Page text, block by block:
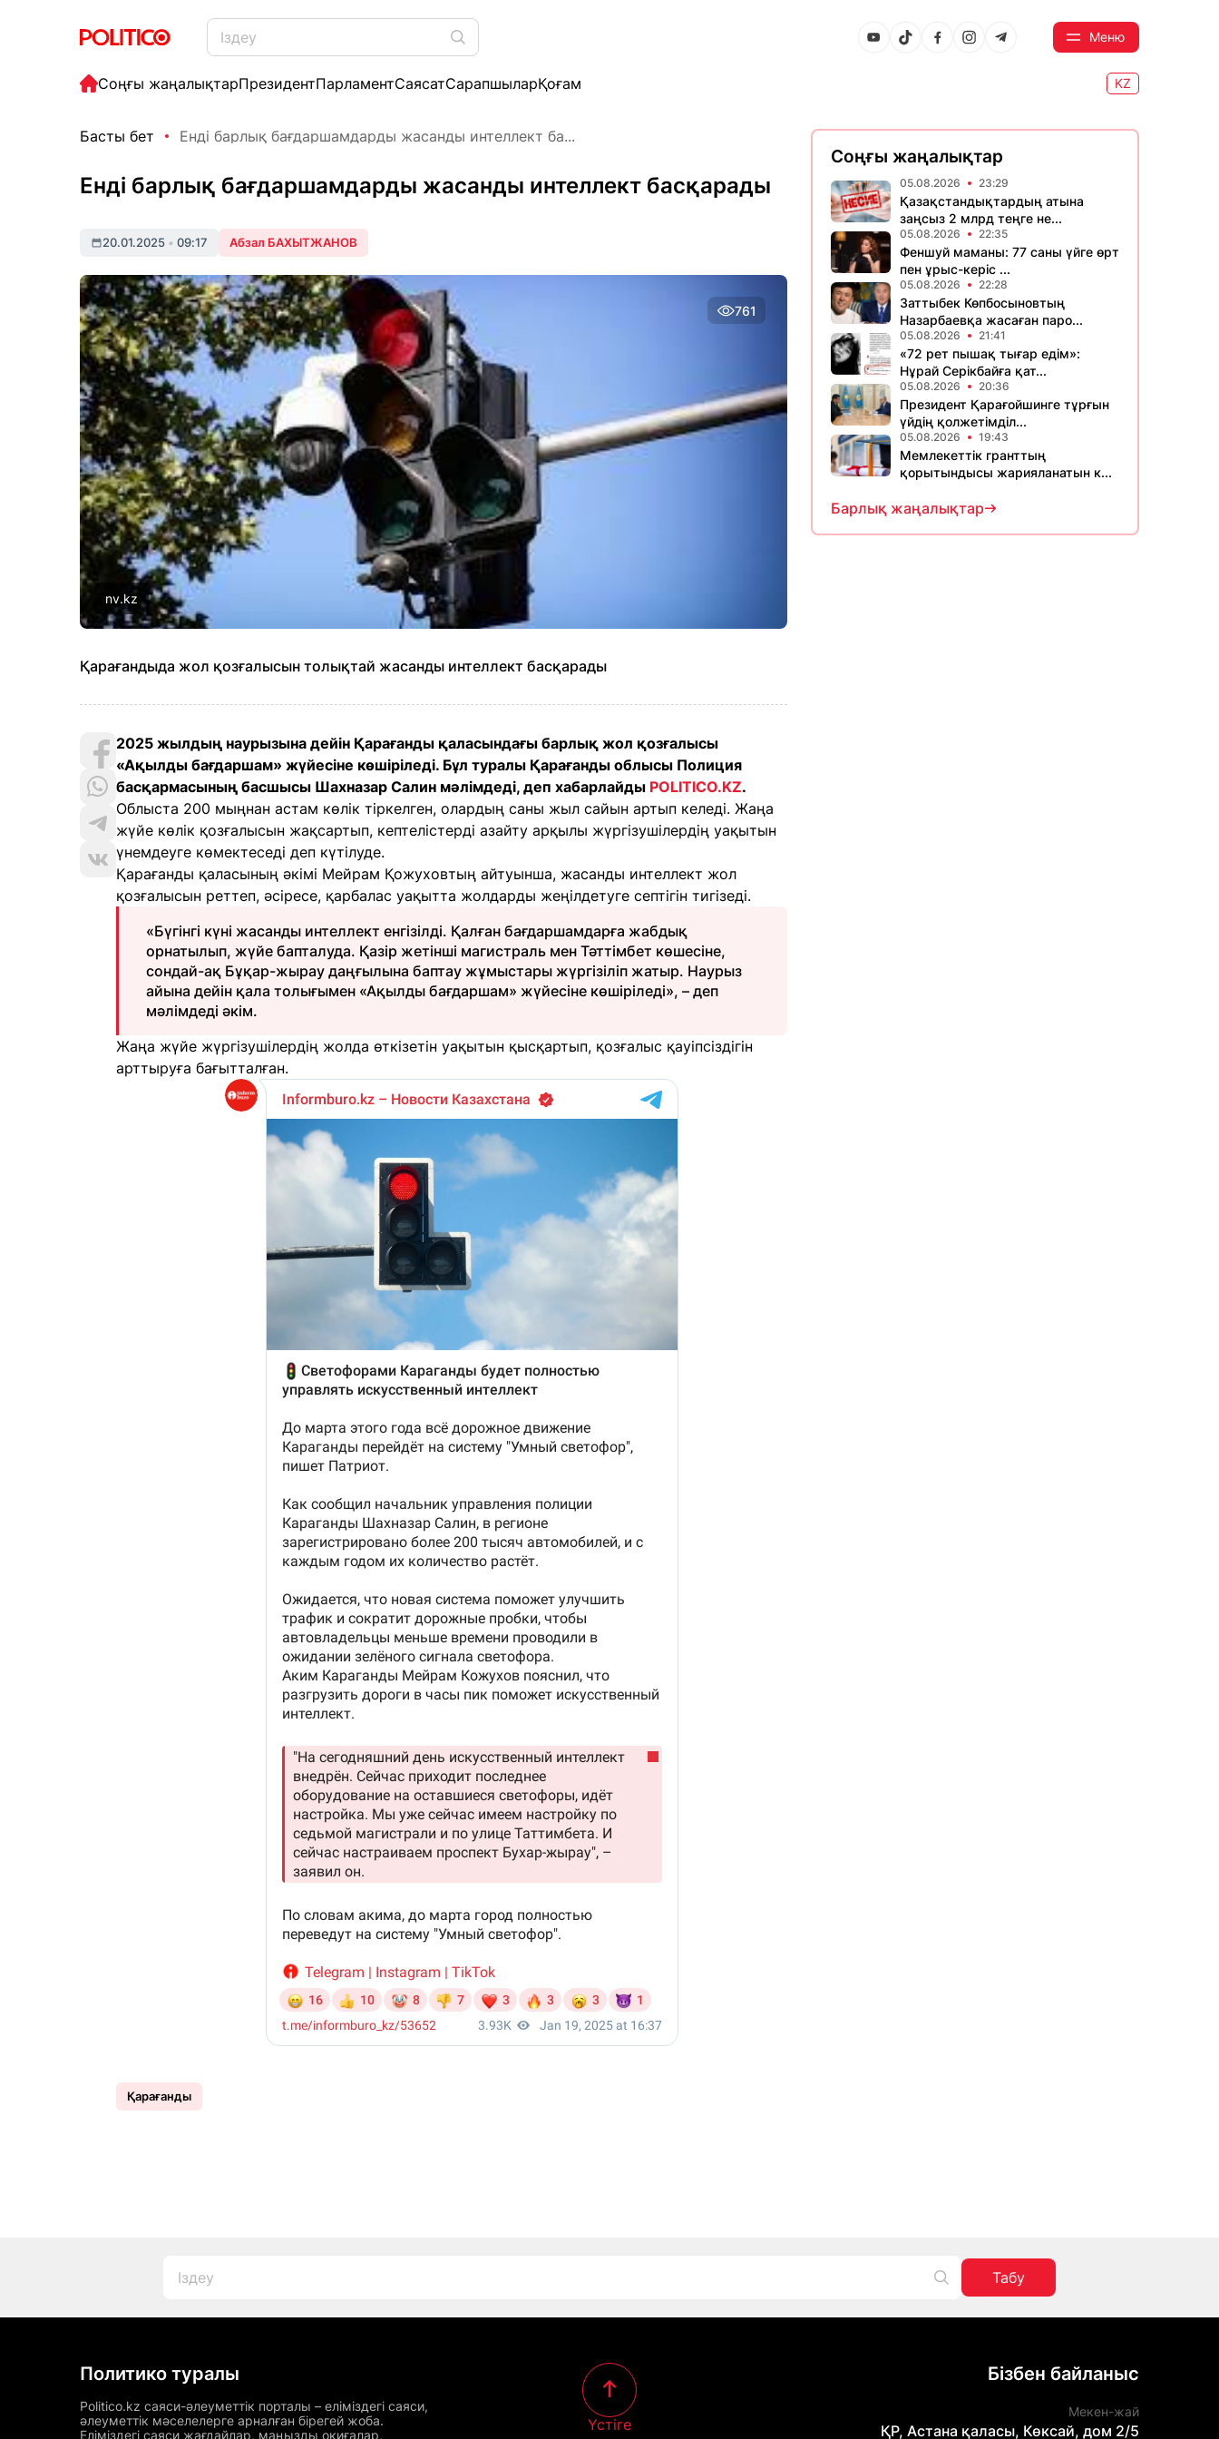
Меню
Соңғы жаңалықтарПрезидентПарламентСаясатСарапшыларҚоғам KZ
Басты бет Енді барлық бағдаршамдарды жасанды интеллект ба...
Енді барлық бағдаршамдарды жасанды интеллект басқарады
20.01.2025 • 09:17 Абзал БАХЫТЖАНОВ
761
nv.kz
Қарағандыда жол қозғалысын толықтай жасанды интеллект басқарады
2025 жылдың наурызына дейін Қарағанды қаласындағы барлық жол қозғалысы
«Ақылды бағдаршам» жүйесіне көшіріледі. Бұл туралы Қарағанды облысы Полиция
басқармасының басшысы Шахназар Салин мәлімдеді, деп хабарлайды POLITICO.KZ.
Облыста 200 мыңнан астам көлік тіркелген, олардың саны жыл сайын артып келеді. Жаңа
жүйе көлік қозғалысын жақсартып, кептелістерді азайту арқылы жүргізушілердің уақытын
үнемдеуге көмектеседі деп күтілуде.
Қарағанды қаласының әкімі Мейрам Қожуховтың айтуынша, жасанды интеллект жол
қозғалысын реттеп, әсіресе, қарбалас уақытта жолдарды жеңілдетуге септігін тигізеді.
«Бүгінгі күні жасанды интеллект енгізілді. Қалған бағдаршамдарға жабдық
орнатылып, жүйе бапталуда. Қазір жетінші магистраль мен Тәттімбет көшесіне,
сондай-ақ Бұқар-жырау даңғылына баптау жұмыстары жүргізіліп жатыр. Наурыз
айына дейін қала толығымен «Ақылды бағдаршам» жүйесіне көшіріледі», – деп
мәлімдеді әкім.
Жаңа жүйе жүргізушілердің жолда өткізетін уақытын қысқартып, қозғалыс қауіпсіздігін
арттыруға бағытталған.
Қарағанды
Соңғы жаңалықтар
05.08.2026 23:29
Қазақстандықтардың атына
заңсыз 2 млрд теңге не...
05.08.2026 22:35
Феншуй маманы: 77 саны үйге өрт
пен ұрыс-керіс ...
05.08.2026 22:28
Заттыбек Көпбосыновтың
Назарбаевқа жасаған паро...
05.08.2026 21:41
«72 рет пышақ тығар едім»:
Нұрай Серікбайға қат...
05.08.2026 20:36
Президент Қарағойшинге тұрғын
үйдің қолжетімділ...
05.08.2026 19:43
Мемлекеттік гранттың
қорытындысы жарияланатын к...
Барлық жаңалықтар
Табу
Политико туралы
Politico.kz саяси-әлеуметтік порталы – еліміздегі саяси,
әлеуметтік мәселелерге арналған бірегей жоба.
Еліміздегі саяси жағдайлар, маңызды оқиғалар,
Үстіге
Бізбен байланыс
Мекен-жай
ҚР, Астана қаласы, Көксай, дом 2/5